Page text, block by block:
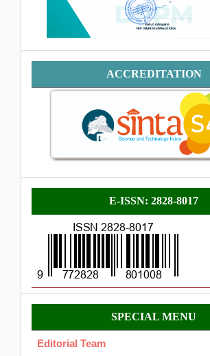
AccreditationACCREDITATION
E-
ISSN
E-ISSN: 2828-8017
Menu
OK
SPECIAL MENU
Editorial Team